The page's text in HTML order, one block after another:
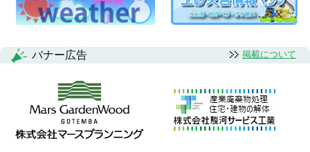
バナー広告 掲載について